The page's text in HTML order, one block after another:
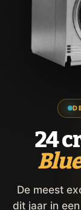
24
De meest
dit jaar in